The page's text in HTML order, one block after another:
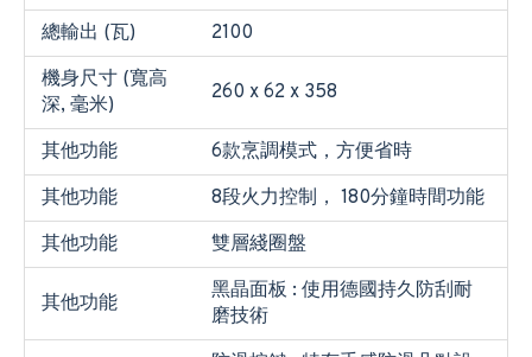
總輸出 (瓦)
2100
機身尺寸 (寬高
深, 毫米)
260 x 62 x 358
其他功能
6款烹調模式，方便省時
其他功能
8段火力控制， 180分鐘時間功能
其他功能
雙層綫圈盤
其他功能
黑晶面板 : 使用德國持久防刮耐
磨技術